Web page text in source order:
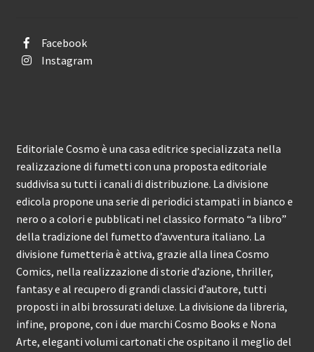
Facebook
Instagram
Editoriale Cosmo è una casa editrice specializzata nella
realizzazione di fumetti con una proposta editoriale
suddivisa su tutti i canali di distribuzione. La divisione
edicola propone una serie di periodici stampati in bianco e
nero o a colori e pubblicati nel classico formato “a libro”
della tradizione del fumetto d’avventura italiano. La
divisione fumetteria è attiva, grazie alla linea Cosmo
Comics, nella realizzazione di storie d’azione, thriller,
fantasy e al recupero di grandi classici d’autore, tutti
proposti in albi brossurati deluxe. La divisione da libreria,
infine, propone, con i due marchi Cosmo Books e Nona
Arte, eleganti volumi cartonati che ospitano il meglio del